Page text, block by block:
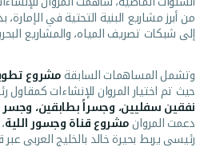
من أبرز مشاريع البنية التحتية في
إلى شبكات تصريف المياه، والمشاريع
وتشمل المساهمات السابقة مشروع
حيث تم اختيار المروان للإنشاءات كمقاول
نفقين سفليين، وجسراً بطابقين، وجسر
دعمت المروان مشروع قناة وجسور اللية
رئيسي يربط بحيرة خالد بالخليج العربي عبر قناة بطول